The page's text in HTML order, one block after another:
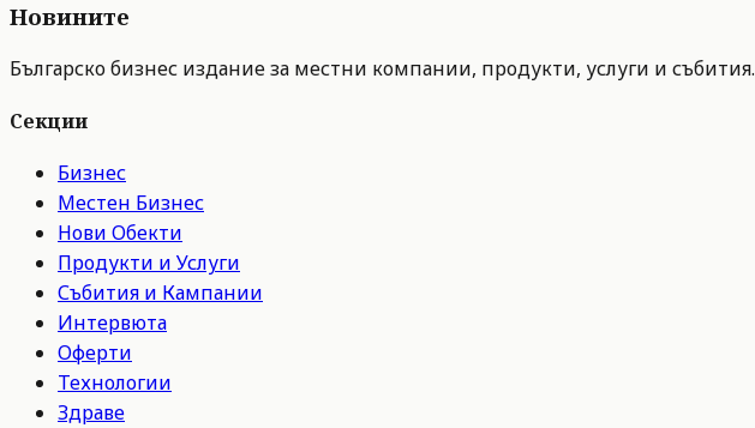
Новините
Българско бизнес издание за местни компании, продукти, услуги и събития.
Секции
Бизнес
Местен Бизнес
Нови Обекти
Продукти и Услуги
Събития и Кампании
Интервюта
Оферти
Технологии
Здраве